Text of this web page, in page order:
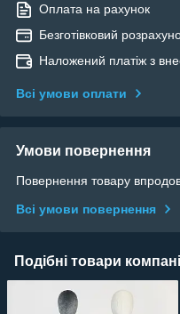
Оплата на рахунок
Безготівковий
Наложений платіж з
Всі умови оплати
Умови повернення
Повернення товару
Всі умови повернення
Подібні товари